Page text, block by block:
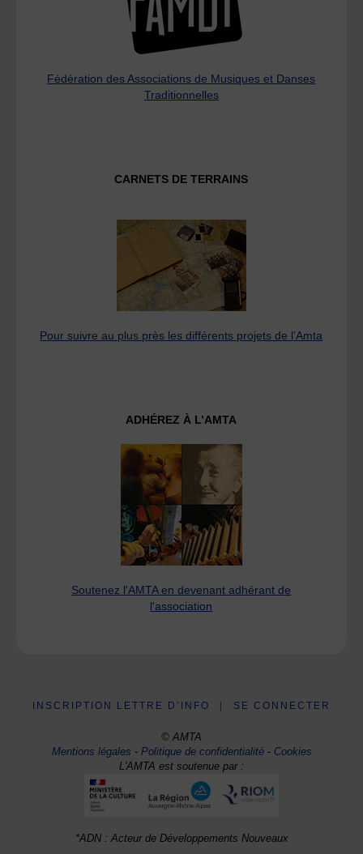
Fédération des Associations de Musiques et Danses
Traditionnelles
CARNETS DE TERRAINS
Pour suivre au plus près les différents projets de l’Amta
ADHÉREZ À L’AMTA
Soutenez l'AMTA en devenant adhérant de
l'association
INSCRIPTION LETTRE D’INFO SE CONNECTER
© AMTA
Mentions légales -Politique de confidentialité- Cookies
L'AMTA est soutenue par :
*ADN : Acteur de Développements Nouveaux